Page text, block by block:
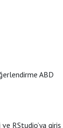
ABD
giriş